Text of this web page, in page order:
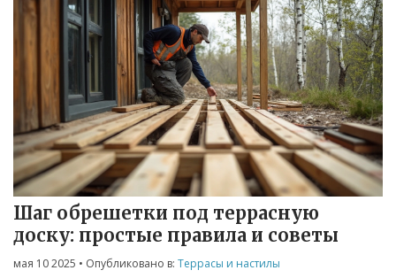
Шаг обрешетки под террасную
доску: простые правила и советы
мая 10 2025 • Опубликовано в: Террасы и настилы